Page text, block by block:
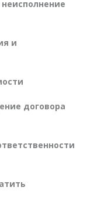
и
договора